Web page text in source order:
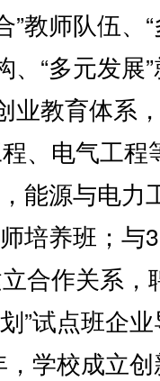
”教师队伍、
、“多元发展
业教育体系
、电气工程
能源与电力
培养班；与
合作关系，
”试点班企
学校成立